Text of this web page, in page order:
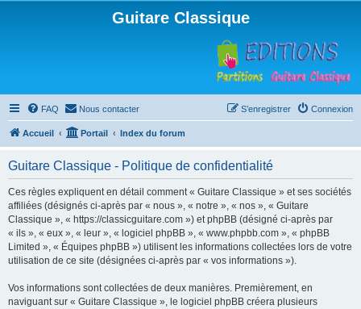
Guitare Classique
FAQ Nous contacter Connexion
S’enregistrer
Accueil Portail Index du forum
Guitare Classique - Politique de confidentialité
Ces règles expliquent en détail comment « Guitare Classique » et ses sociétés
affiliées (désignés ci-après par « nous », « notre », « nos », « Guitare
Classique », « https://classicguitare.com ») et phpBB (désigné ci-après par
« ils », « eux », « leur », « logiciel phpBB », « www.phpbb.com », « phpBB
Limited », « Équipes phpBB ») utilisent les informations collectées lors de votre
utilisation de ce site (désignées ci-après par « vos informations »).
Vos informations sont collectées de deux manières. Premièrement, en
naviguant sur « Guitare Classique », le logiciel phpBB créera plusieurs